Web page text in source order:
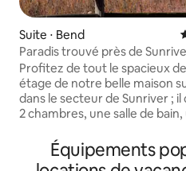
Suite ⋅ Bend
Paradis trouvé près de
rivière Big Deschutes
Profitez de tout le spacieux
étage de notre belle maison
dans le secteur de Sunriver ;
2 chambres, une salle de
Une immense cour arrière
clôturée avec jacuzzi,
Équipements